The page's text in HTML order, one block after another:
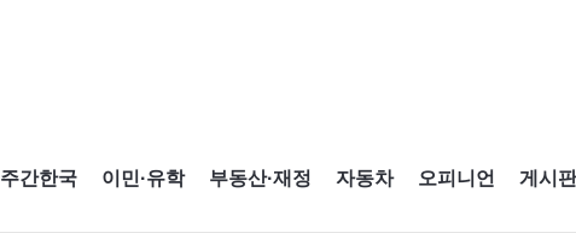
주간한국 이민·유학 부동산·재정 자동차 오피니언 게시판